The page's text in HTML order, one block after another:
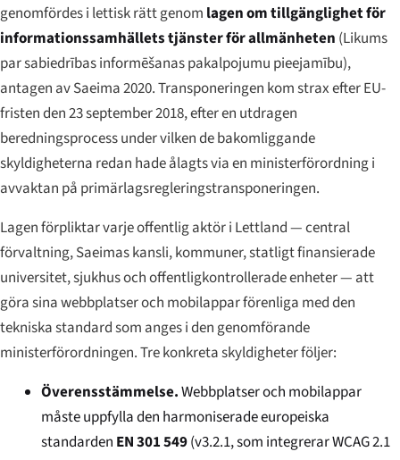
genomfördes i lettisk rätt genom lagen om tillgänglighet för
informationssamhällets tjänster för allmänheten (Likums
par sabiedrības informēšanas pakalpojumu pieejamību),
antagen av Saeima 2020. Transponeringen kom strax efter EU-
fristen den 23 september 2018, efter en utdragen
beredningsprocess under vilken de bakomliggande
skyldigheterna redan hade ålagts via en ministerförordning i
avvaktan på primärlagsregleringstransponeringen.
Lagen förpliktar varje offentlig aktör i Lettland — central
förvaltning, Saeimas kansli, kommuner, statligt finansierade
universitet, sjukhus och offentligkontrollerade enheter — att
göra sina webbplatser och mobilappar förenliga med den
tekniska standard som anges i den genomförande
ministerförordningen. Tre konkreta skyldigheter följer:
Överensstämmelse.Webbplatser och mobilappar
måste uppfylla den harmoniserade europeiska
standarden EN 301 549(v3.2.1, som integrerar WCAG 2.1